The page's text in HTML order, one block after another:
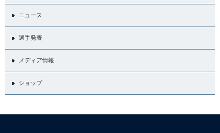
ニュース
選手発表
メディア情報
ショップ